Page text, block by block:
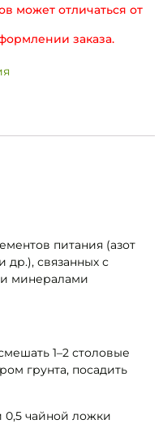
может отличаться от
заказа.
питания (азот
др.), связанных с
минералами
1–2 столовые
грунта, посадить
0,5 чайной ложки